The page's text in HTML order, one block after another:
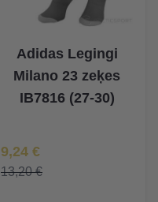
Adidas Legingi
Milano 23 zeķes
IB7816 (27-30)
Īpaša Cena
9,24 €
13,20 €